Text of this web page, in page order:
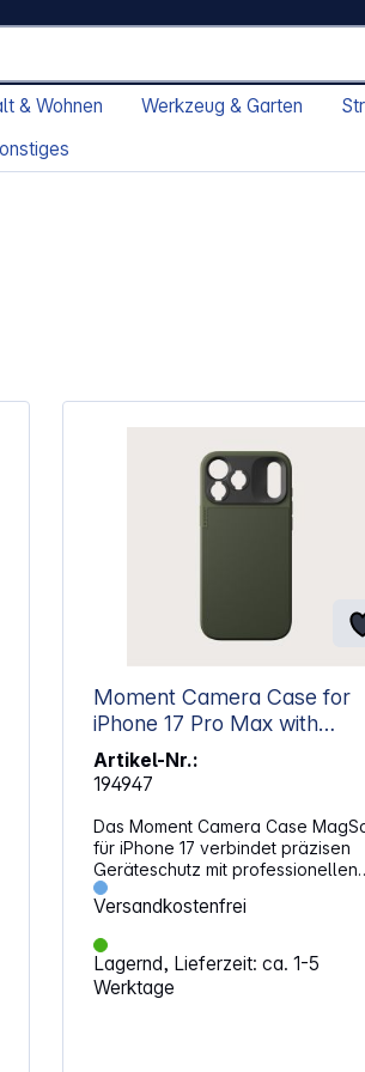
& Wohnen Werkzeug & Garten
Moment Camera Case for
iPhone 17 Pro Max with
MagSafe Olive
Artikel-Nr.:
194947
Das Moment Camera Case
für iPhone 17 verbindet präzisen
Geräteschutz mit professionellen
Kamerafunktionen für den mobilen
Einsatz. Es wurde speziell für die
Integration in das Moment-
entwickelt und bietet eine
Erweiterung um Objektive, Filter
Halteschlaufen. Gefertigt aus
Versandkostenfrei
Lagernd, Lieferzeit: ca. 1-5
Werktage